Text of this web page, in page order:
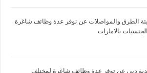
الطرق والمواصلات عن توفر عدة وظائف شاغرة
بالامارات
دبي عن توفر عدة وظائف شاغرة لمختلف